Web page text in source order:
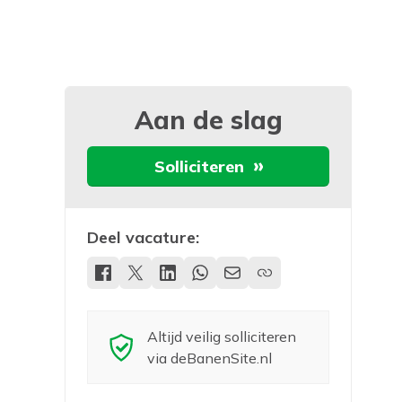
Aan de slag
Solliciteren
Deel vacature:
Altijd veilig solliciteren
via deBanenSite.nl